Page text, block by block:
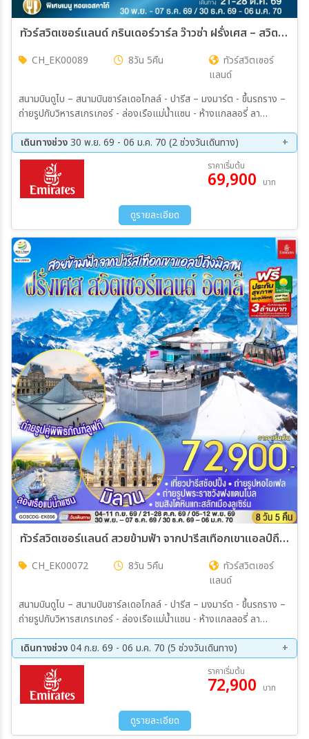
ทัวร์สวิตเซอร์แลนด์ กรินเดอร์วาร์ล ว๊าวซ่า ฝรั่งเศส – สวิตเซอร์แลนด์ – อิตาลี 8วัน 5คืน (EK)
CH_EK00089 8วัน 5คืน
ทัวร์สวิตเซอร์
แลนด์
สนามบินดูไบ – สนามบินชาร์ลเดอโกลล์ - ปารีส – มงมาร์ต - ขึ้นรถราง –
ถ่ายรูปกับวิหารสเกรเกอร์ - ล่องเรือแม่น้ำแซน - ห้างแกลลอรี่ ลา
ถ่ายรูปพิพิธภัณฑ์ลูฟท์ - ร้านค้าปลอดภาษี - ห้างลา ซามาริแตง – La
Vallee outlet - ถ่ายรูปพระราชวังฟงแตนโบล - ดิจอง – โลซานน์ –
ศาลาไทย - มองเทรอซ์ - เบิร์น - บ่อหมีสีน้ำตาล – หอนาฬิกาดาราศาสตร์
ยอดเขากรินเดลวาลด์ เฟียส - อินเตอร์ลาเคน – ซุก – หอนาฬิกาเมืองซุก
- ซูริค - ลูเซิร์น - อนุสาวรีย์สิงโตหิน - สะพานไม้ชาเปล- มิลาน – มหาวิหาร
มิลาน – แกลเลอรี วิคเตอร์ เอ็มมานูเอล –สนามบินมัลเพนซา - สนามบิน
สุวรรณภูมิ
เดินทางช่วง30 พ.ย. 69 - 06 ม.ค. 70 (2 ช่วงวันเดินทาง)
30 พ.ย. 69 - 07 ธ.ค. 69 30 ธ.ค. 69 - 06 ม.ค. 70
ราคาเริ่มต้น
69,900 บาท
ดูรายละเอียด
ทัวร์สวิตเซอร์แลนด์ สวยข้ามฟ้า จากปารีสเทือกเขาแอลป์ถึงมิลาน ฝรั่งเศส – สวิตเซอร์แลนด์ – อิตาลี 8วัน 5คืน (EK)
CH_EK00072 8วัน 5คืน
ทัวร์สวิตเซอร์
แลนด์
สนามบินดูไบ – สนามบินชาร์ลเดอโกลล์ - ปารีส – มงมาร์ต - ขึ้นรถราง –
ถ่ายรูปกับวิหารสเกรเกอร์ - ล่องเรือแม่น้ำแซน - ห้างแกลลอรี่ ลา
ถ่ายรูปพิพิธภัณฑ์ลูฟท์ - ร้านค้าปลอดภาษี - ห้างลา ซามาริแตง – La
vallee outlet - ถ่ายรูปพระราชวังฟงแตนโบล - ดิจอง - ลูเซิร์น - สิงโต
หินแกะสลัก - สะพานไม้ชาเปล - ซุก – หอนาฬิกาเมืองซุก - ร้านช่างทอง
โบราณ - ซูริค - ขึ้นกระเช้าสู่ยอดเขาชิลธอร์น - หมู่บ้านเลาเทอร์บรุนเน่น –
อินเทอร์ลาเกน - มิลาน- Serravalle Outlet - มิลาน – มหาวิหารมิลาน –
แกลเลอรี วิคเตอร์ เอ็มมานูเอล – สนามบินมัลเพนซา
เดินทางช่วง04 ก.ย. 69 - 06 ม.ค. 70 (5 ช่วงวันเดินทาง)
04 ก.ย. 69 - 11 ก.ย. 69
21 ต.ค. 69 - 28 ต.ค. 69
05 พ.ย. 69 - 12 พ.ย. 69
30 พ.ย. 69 - 07 ธ.ค. 69
30 ธ.ค. 69 - 06 ม.ค. 70
ราคาเริ่มต้น
72,900 บาท
ดูรายละเอียด